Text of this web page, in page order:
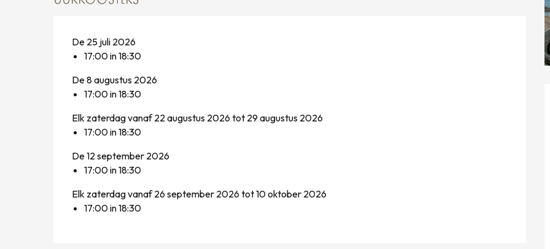
De 25 juli 2026
17:00 in 18:30
De 8 augustus 2026
17:00 in 18:30
Elk zaterdag vanaf 22 augustus 2026 tot 29 augustus 2026
17:00 in 18:30
De 12 september 2026
17:00 in 18:30
Elk zaterdag vanaf 26 september 2026 tot 10 oktober 2026
17:00 in 18:30